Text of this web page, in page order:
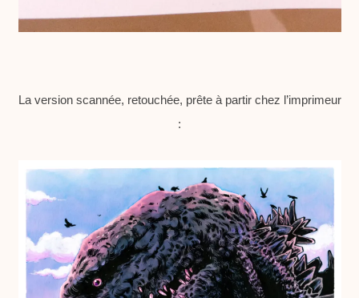
La version scannée, retouchée, prête à partir chez l’imprimeur
: